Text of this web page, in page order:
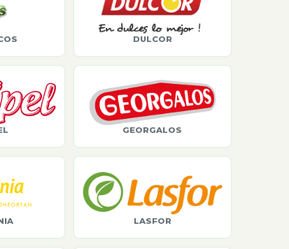
DULCOR
GEORGALOS
LASFOR